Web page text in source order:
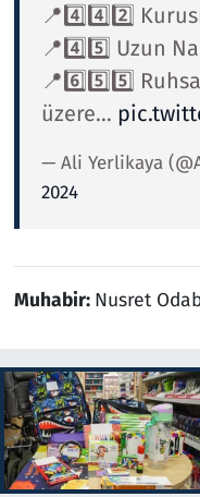
📍4️⃣4️⃣2️⃣
📍4️⃣5️⃣ Uzun
📍6️⃣5️⃣5️⃣
üzere…
— Ali Yerlikaya
2024
Muhabir: Nusret